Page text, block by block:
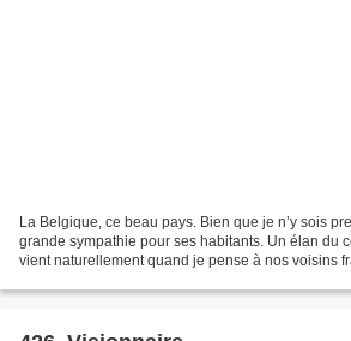
La Belgique, ce beau pays. Bien que je n’y sois
grande sympathie pour ses habitants. Un élan du
vient naturellement quand je pense à nos voisins